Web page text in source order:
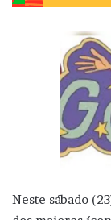
Neste sábado